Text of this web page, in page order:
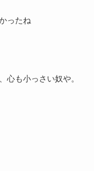
ったね
心も小っさい奴や。